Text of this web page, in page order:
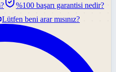
%100 başarı garantisi nedir?
Lütfen beni arar mısınız?